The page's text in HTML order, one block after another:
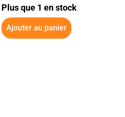
Plus que 1 en stock
Ajouter au panier